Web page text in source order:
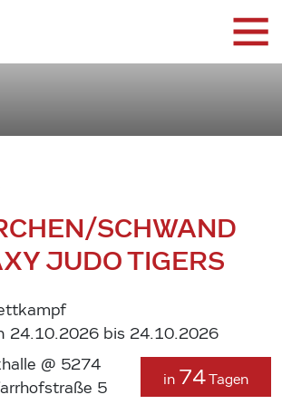
SCHWAND
JUDO TIGERS
24.10.2026 bis 24.10.2026
@ 5274
5
in 74Tagen